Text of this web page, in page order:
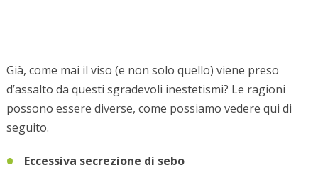
Già, come mai il viso (e non solo quello) viene preso
d’assalto da questi sgradevoli inestetismi? Le ragioni
possono essere diverse, come possiamo vedere qui di
seguito.
Eccessiva secrezione di sebo